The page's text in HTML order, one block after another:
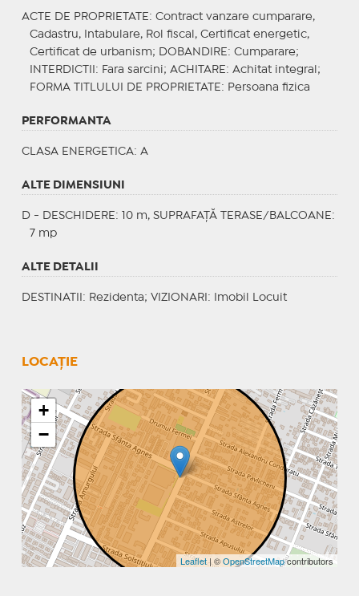
ACTE DE PROPRIETATE : Contract vanzare cumparare,
Cadastru, Intabulare, Rol fiscal, Certificat energetic,
Certificat de urbanism;
DOBANDIRE : Cumparare;
INTERDICTII : Fara sarcini; ACHITARE : Achitat integral;
FORMA TITLULUI DE PROPRIETATE : Persoana fizica
PERFORMANTA
CLASA ENERGETICA: A
ALTE DIMENSIUNI
D - DESCHIDERE: 10 m, SUPRAFAȚĂ TERASE/BALCOANE:
7 mp
ALTE DETALII
DESTINATII : Rezidenta; VIZIONARI : Imobil Locuit
LOCAȚIE
+
−
Leaflet| ©OpenStreetMapcontributors